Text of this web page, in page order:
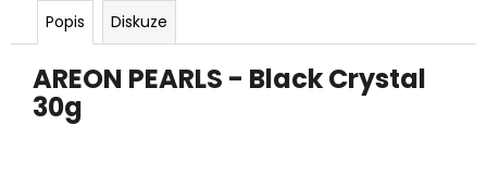
Popis Diskuze
AREON PEARLS - Black Crystal
30g
u
e
m